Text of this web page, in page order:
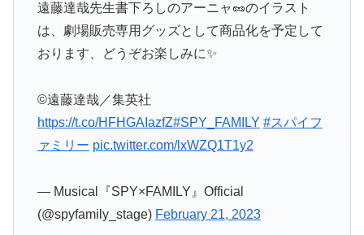
遠藤達哉先生書下ろしのアーニャ🥜のイラスト
は、劇場販売専用グッズとして商品化を予定して
おります、どうぞお楽しみに✨
©遠藤達哉／集英社
https://t.co/HFHGAIazfZ#SPY_FAMILY #スパイフ
ァミリー pic.twitter.com/lxWZQ1T1y2
— Musical『SPY×FAMILY』Official
(@spyfamily_stage) February 21, 2023